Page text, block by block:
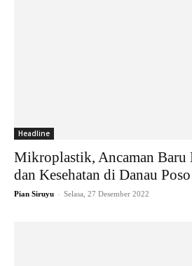
Headline
Mikroplastik, Ancaman
dan Kesehatan di Danau Poso
Pian Siruyu - Selasa, 27 Desember 2022